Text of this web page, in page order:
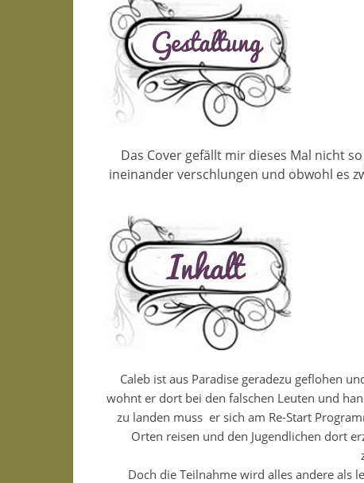
Das Cover gefällt mir dieses Mal nicht
ineinander verschlungen und obwohl es
Caleb ist aus Paradise geradezu geflohen
wohnt er dort bei den falschen Leuten und
zu landen muss er sich am Re-Start
Orten reisen und den Jugendlichen dort
Doch die Teilnahme wird alles andere als